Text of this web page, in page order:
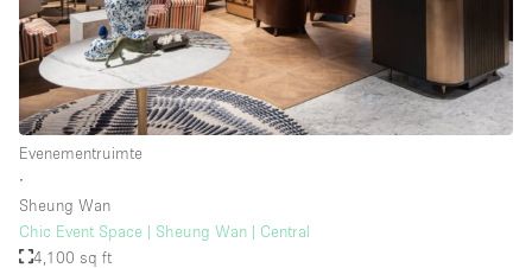
Evenementruimte
∙
Sheung Wan
Chic Event Space | Sheung Wan | Central
4,100 sq ft